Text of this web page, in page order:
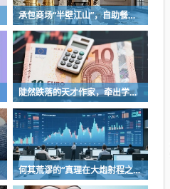
承包商场“半壁江山”，自助餐为什么越开越多？
陡然跌落的天才作家，牵出学界一个惊人的造假联盟
何其荒谬的“真理在大炮射程之内”